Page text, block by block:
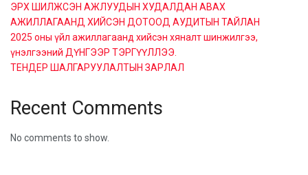
ЭРХ ШИЛЖСЭН АЖЛУУДЫН ХУДАЛДАН АВАХ
АЖИЛЛАГААНД ХИЙСЭН ДОТООД АУДИТЫН ТАЙЛАН
2025 оны үйл ажиллагаанд хийсэн хяналт шинжилгээ,
үнэлгээний ДҮНГЭЭР ТЭРГҮҮЛЛЭЭ.
ТЕНДЕР ШАЛГАРУУЛАЛТЫН ЗАРЛАЛ
Recent Comments
No comments to show.